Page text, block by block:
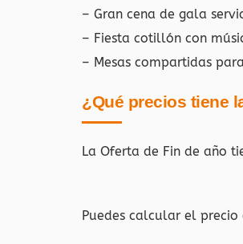
– Gran cena de gala
– Fiesta cotillón con
– Mesas compartidas
¿Qué precios tiene
La Oferta de Fin de año
Puedes calcular el